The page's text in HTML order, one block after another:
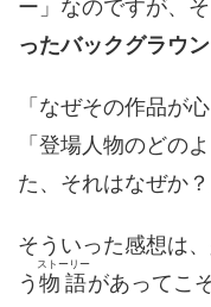
ー」なのですが、
ったバックグラウ
「なぜその作品が
「登場人物のどの
た、それはなぜか？
そういった感想は
う 物語
ストーリー
があってこ